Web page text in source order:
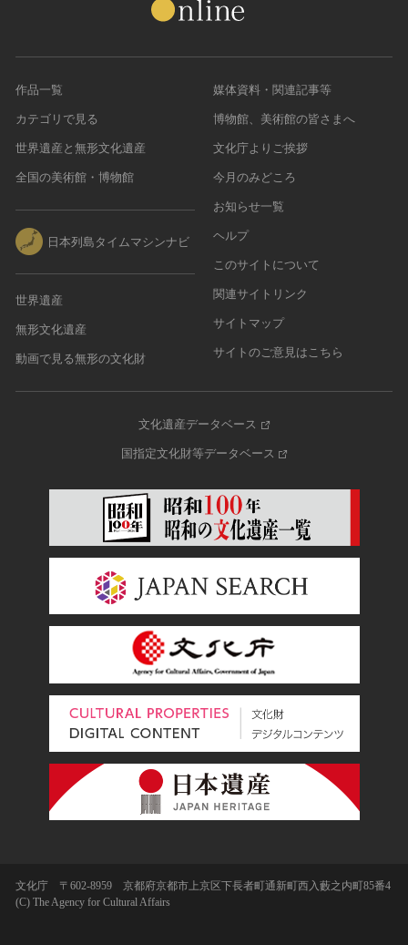
作品一覧
カテゴリで見る
世界遺産と無形文化遺産
全国の美術館・博物館
日本列島タイムマシンナビ
世界遺産
無形文化遺産
動画で見る無形の文化財
媒体資料・関連記事等
博物館、美術館の皆さまへ
文化庁よりご挨拶
今月のみどころ
お知らせ一覧
ヘルプ
このサイトについて
関連サイトリンク
サイトマップ
サイトのご意見はこちら
文化遺産データベース
国指定文化財等データベース
文化庁 〒602-8959 京都府京都市上京区下長者町通新町西入藪之内町85番4
(C) The Agency for Cultural Affairs